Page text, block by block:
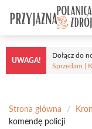
treści
UWAGA!
Dołącz do
Sprzedam |
Strona główna /
komendę policji